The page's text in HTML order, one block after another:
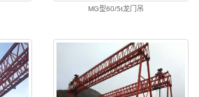
MG型60/5t龙门吊